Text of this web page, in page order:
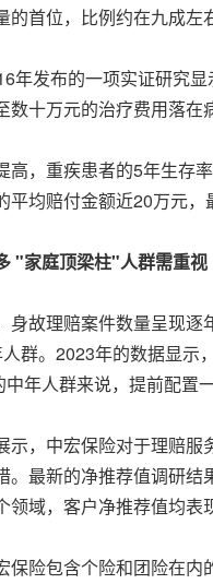
首位，比例约在九成左
年发布的一项实证研究
数十万元的治疗费用落在
高，重疾患者的5年生存
平均赔付金额近20万元
"家庭顶梁柱"人群需重视
身故理赔案件数量呈现
群。2023年的数据显示
年人群来说，提前配置
示，中宏保险对于理赔
。最新的净推荐值调研
领域，客户净推荐值均表
保险包含个险和团险在